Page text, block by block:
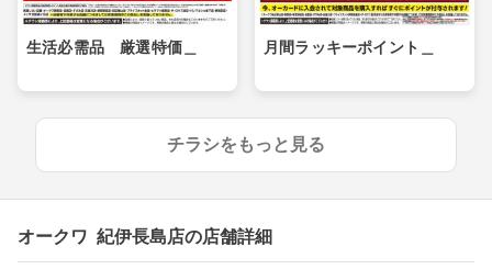
生活必需品 厳選特価＿ 月間ラッキーポイント＿
チラシをもっと見る
オークワ 紀伊長島店の店舗詳細